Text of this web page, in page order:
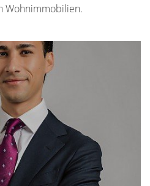
Wohnimmobilien.